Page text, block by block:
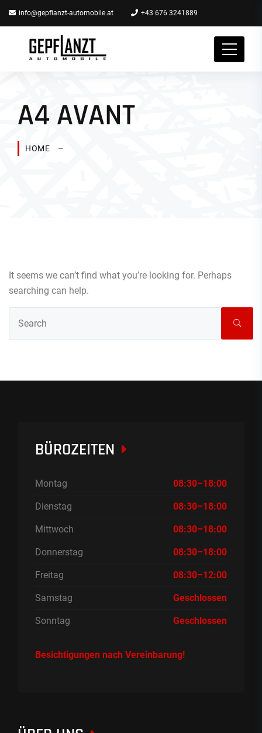
info@gepflanzt-automobile.at +43 676 3241889
A4 AVANT
HOME
It seems we can’t find what you’re looking for. Perhaps
searching can help.
BÜROZEITEN
Montag 08:30–18:00
Dienstag 08:30–18:00
Mittwoch 08:30–18:00
Donnerstag 08:30–18:00
Freitag 08:30–12:00
Samstag Geschlossen
Sonntag Geschlossen
Besichtigungen nach Vereinbarung!